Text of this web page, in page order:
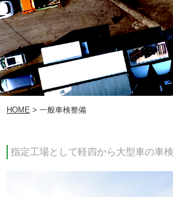
HOME > 一般車検整備
指定工場として軽四から大型車の車